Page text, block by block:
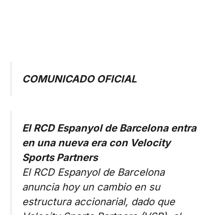
COMUNICADO OFICIAL
El RCD Espanyol de Barcelona entra
en una nueva era con Velocity
Sports Partners
El RCD Espanyol de Barcelona
anuncia hoy un cambio en su
estructura accionarial, dado que